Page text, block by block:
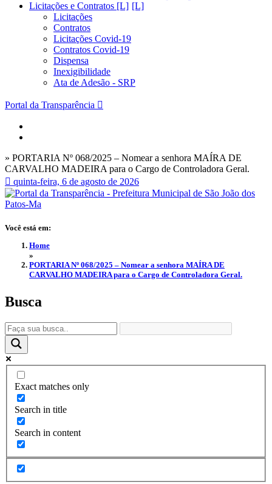
Licitações e Contratos [L]
Licitações
Contratos
Licitações Covid-19
Contratos Covid-19
Dispensa
Inexigibilidade
Ata de Adesão - SRP
Portal da Transparência
» PORTARIA Nº 068/2025 – Nomear a senhora MAÍRA DE
CARVALHO MADEIRA para o Cargo de Controladora Geral.
quinta-feira, 6 de agosto de 2026
Você está em:
Home
»
PORTARIA Nº 068/2025 – Nomear a senhora MAÍRA DE
CARVALHO MADEIRA para o Cargo de Controladora Geral.
Busca
Exact matches only
Search in title
Search in content